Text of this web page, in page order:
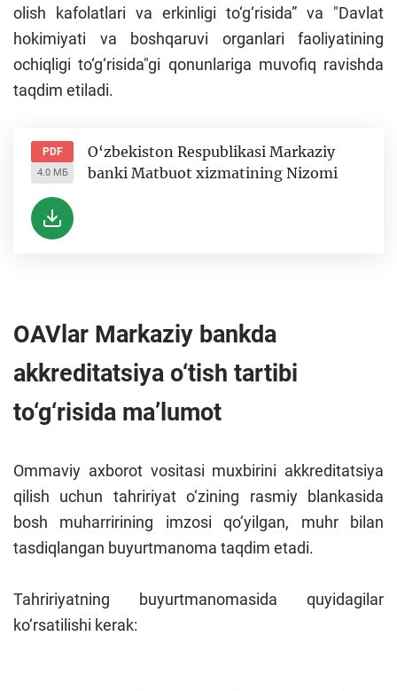
olish kafolatlari va erkinligi to‘g‘risida” va "Davlat
hokimiyati va boshqaruvi organlari faoliyatining
ochiqligi to‘g‘risida"gi qonunlariga muvofiq ravishda
taqdim etiladi.
PDF
4.0 МБ
O‘zbekiston Respublikasi Markaziy
banki Matbuot xizmatining Nizomi
OAVlar Markaziy bankda
akkreditatsiya o‘tish tartibi
to‘g‘risida ma’lumot
Ommaviy axborot vositasi muxbirini akkreditatsiya
qilish uchun tahririyat o‘zining rasmiy blankasida
bosh muharririning imzosi qo‘yilgan, muhr bilan
tasdiqlangan buyurtmanoma taqdim etadi.
Tahririyatning buyurtmanomasida quyidagilar
ko‘rsatilishi kerak: